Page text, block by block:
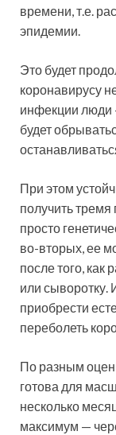
времени, т.е.
эпидемии.
Это будет
коронавирусу
инфекции люди
будет
При этом
получить
просто
во-вторых, ее
после того, как
или сыворотку.
приобрести
переболеть
По разным
готова для
несколько
максимум —